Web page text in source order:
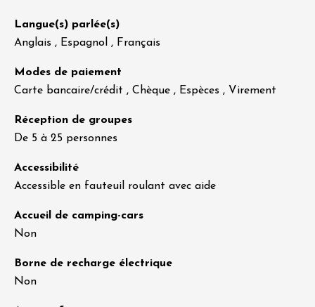
Langue(s) parlée(s)
Anglais , Espagnol , Français
Modes de paiement
Carte bancaire/crédit , Chèque , Espèces , Virement
Réception de groupes
De 5 à 25 personnes
Accessibilité
Accessible en fauteuil roulant avec aide
Accueil de camping-cars
Non
Borne de recharge électrique
Non